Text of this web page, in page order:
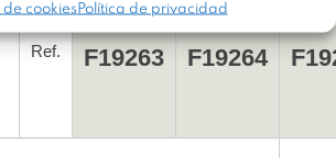
de cookies Política de privacidad
Ref. F19263 F19264